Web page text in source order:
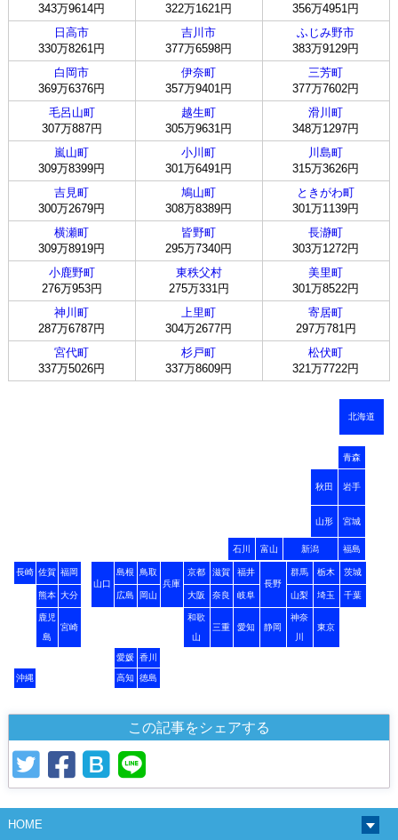
343万9614円
322万1621円
356万4951円
日高市
330万8261円
吉川市
377万6598円
ふじみ野市
383万9129円
白岡市
369万6376円
伊奈町
357万9401円
三芳町
377万7602円
毛呂山町
307万887円
越生町
305万9631円
滑川町
348万1297円
嵐山町
309万8399円
小川町
301万6491円
川島町
315万3626円
吉見町
300万2679円
鳩山町
308万8389円
ときがわ町
301万1139円
横瀬町
309万8919円
皆野町
295万7340円
長瀞町
303万1272円
小鹿野町
276万953円
東秩父村
275万331円
美里町
301万8522円
神川町
287万6787円
上里町
304万2677円
寄居町
297万781円
宮代町
337万5026円
杉戸町
337万8609円
松伏町
321万7722円
北海道
青森
秋田 岩手
山形 宮城
石川 富山 新潟 福島
長崎 佐賀 福岡
山口
島根
鳥取
兵庫
京都 滋賀
福井
長野
群馬 栃木 茨城
熊本 大分 広島 岡山 大阪 奈良 岐阜 山梨 埼玉 千葉
鹿児
島
宮崎
和歌
山
三重 愛知 静岡
神奈
川
東京
愛媛 香川
沖縄 高知 徳島
この記事をシェアする
HOME